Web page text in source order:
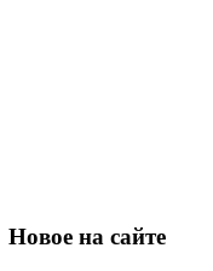
Новое на сайте